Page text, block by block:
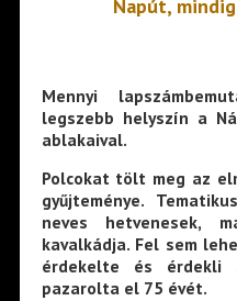
Napút,
Mennyi
legszebb helyszín a
ablakaival.
Polcokat tölt meg az
gyűjteménye.
neves hetvenesek,
kavalkádja. Fel sem
érdekelte és érdekli
pazarolta el 75 évét.